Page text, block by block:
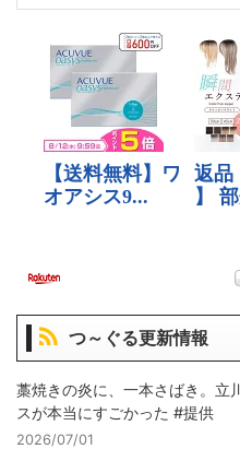
つ～ぐる更新情報
藁焼きの炎に、一本さばき。立
スが本当にすごかった #提供
2026/07/01